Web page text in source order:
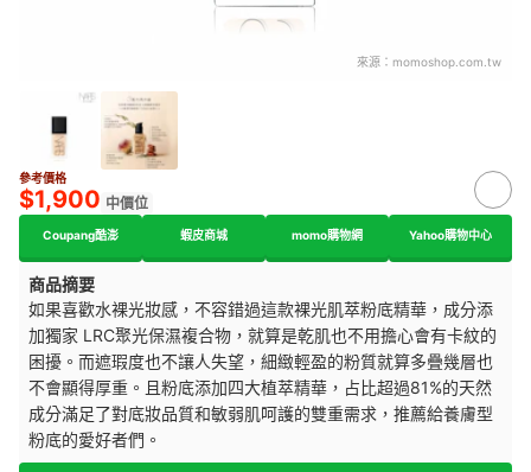
來源： momoshop.com.tw
參考價格
$1,900 中價位
Coupang酷澎 蝦皮商城 momo購物網 Yahoo購物中心
商品摘要
如果喜歡水裸光妝感，不容錯過這款裸光肌萃粉底精華，成分添
加獨家 LRC聚光保濕複合物，就算是乾肌也不用擔心會有卡紋的
困擾。而遮瑕度也不讓人失望，細緻輕盈的粉質就算多疊幾層也
不會顯得厚重。且粉底添加四大植萃精華，占比超過81%的天然
成分滿足了對底妝品質和敏弱肌呵護的雙重需求，推薦給養膚型
粉底的愛好者們。